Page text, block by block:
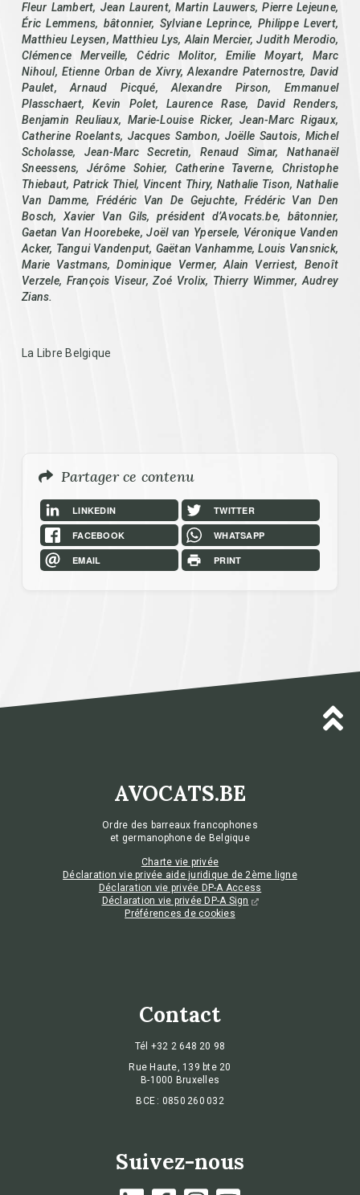
Partager ce contenu
LINKEDIN TWITTER
FACEBOOK WHATSAPP
EMAIL PRINT
Fleur Lambert, Jean Laurent, Martin Lauwers, Pierre Lejeune,
Éric Lemmens, bâtonnier, Sylviane Leprince, Philippe Levert,
Matthieu Leysen, Matthieu Lys, Alain Mercier, Judith Merodio,
Clémence Merveille, Cédric Molitor, Emilie Moyart, Marc
Nihoul, Etienne Orban de Xivry, Alexandre Paternostre, David
Paulet, Arnaud Picqué, Alexandre Pirson, Emmanuel
Plasschaert, Kevin Polet, Laurence Rase, David Renders,
Benjamin Reuliaux, Marie-Louise Ricker, Jean-Marc Rigaux,
Catherine Roelants, Jacques Sambon, Joëlle Sautois, Michel
Scholasse, Jean-Marc Secretin, Renaud Simar, Nathanaël
Sneessens, Jérôme Sohier, Catherine Taverne, Christophe
Thiebaut, Patrick Thiel, Vincent Thiry, Nathalie Tison, Nathalie
Van Damme, Frédéric Van De Gejuchte, Frédéric Van Den
Bosch, Xavier Van Gils, président d’Avocats.be, bâtonnier,
Gaetan Van Hoorebeke, Joël van Ypersele, Véronique Vanden
Acker, Tangui Vandenput, Gaëtan Vanhamme, Louis Vansnick,
Marie Vastmans, Dominique Vermer, Alain Verriest, Benoît
Verzele, François Viseur, Zoé Vrolix, Thierry Wimmer, Audrey
Zians.
La Libre Belgique
AVOCATS.BE
Ordre des barreaux francophones
et germanophone de Belgique
Charte vie privée
Déclaration vie privée aide juridique de 2ème ligne
Déclaration vie privée DP-A Access
Déclaration vie privée DP-A Sign
Préférences de cookies
Contact
Tél +32 2 648 20 98
Rue Haute, 139 bte 20
B-1000 Bruxelles
BCE : 0850 260 032
Suivez-nous